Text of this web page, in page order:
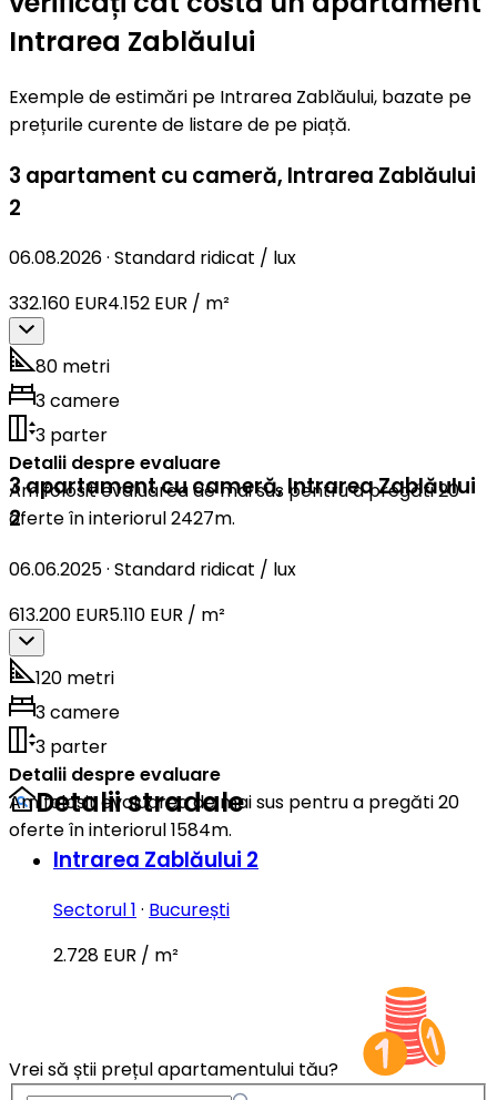
Intrarea Zablăului
Exemple de estimări pe Intrarea Zablăului, bazate pe
prețurile curente de listare de pe piață.
3 apartament cu cameră, Intrarea Zablăului
2
06.08.2026· Standard ridicat / lux
332.160 EUR4.152 EUR / m²
80 metri
3 camere
3 parter
Detalii despre evaluare
Am folosit evaluarea de mai sus pentru a pregăti 20
oferte în interiorul 2427m.
3 apartament cu cameră,Intrarea Zablăului
2
06.06.2025· Standard ridicat / lux
613.200 EUR5.110 EUR / m²
120 metri
3 camere
3 parter
Detalii despre evaluare
Am folosit evaluarea de mai sus pentru a pregăti 20
oferte în interiorul 1584m.
Detalii stradale
Intrarea Zablăului 2
Sectorul 1 · București
2.728 EUR / m²
Vrei să știi prețul apartamentului tău?